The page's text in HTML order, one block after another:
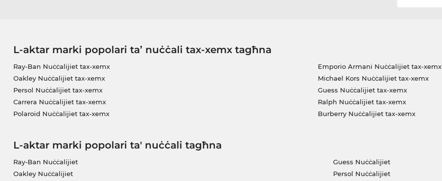
L-aktar marki popolari ta’ nuċċali tax-xemx tagħna
Ray-Ban Nuċċalijiet tax-xemx
Oakley Nuċċalijiet tax-xemx
Persol Nuċċalijiet tax-xemx
Carrera Nuċċalijiet tax-xemx
Polaroid Nuċċalijiet tax-xemx
Emporio Armani Nuċċalijiet tax-xemx
Michael Kors Nuċċalijiet tax-xemx
Guess Nuċċalijiet tax-xemx
Ralph Nuċċalijiet tax-xemx
Burberry Nuċċalijiet tax-xemx
L-aktar marki popolari ta' nuċċali tagħna
Ray-Ban Nuċċalijiet
Oakley Nuċċalijiet
Guess Nuċċalijiet
Persol Nuċċalijiet